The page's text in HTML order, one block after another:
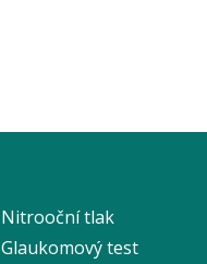
Nitrooční tlak
Glaukomový test